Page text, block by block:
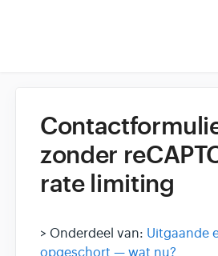
Helpdesk
Optimaliseren &
zonder
rate limiting
> Onderdeel van: Uitgaande
opgeschort — wat nu?